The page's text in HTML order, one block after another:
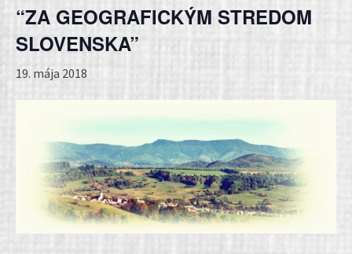
“ZA GEOGRAFICKÝM STREDOM
SLOVENSKA”
19. mája 2018